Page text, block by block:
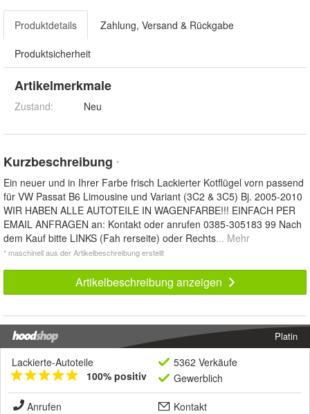
Produktdetails Zahlung, Versand & Rückgabe
Produktsicherheit
Artikelmerkmale
Zustand: Neu
Kurzbeschreibung *
Ein neuer und in Ihrer Farbe frisch Lackierter Kotflügel vorn passend
für VW Passat B6 Limousine und Variant (3C2 & 3C5) Bj. 2005-2010
WIR HABEN ALLE AUTOTEILE IN WAGENFARBE!!! EINFACH PER
EMAIL ANFRAGEN an: Kontakt oder anrufen 0385-305183 99 Nach
dem Kauf bitte LINKS (Fah rerseite) oder Rechts... Mehr
* maschinell aus der Artikelbeschreibung erstellt
Artikelbeschreibung anzeigen
Platin
Lackierte-Autoteile
100% positiv
5362 Verkäufe
Gewerblich
Anrufen
Kontakt